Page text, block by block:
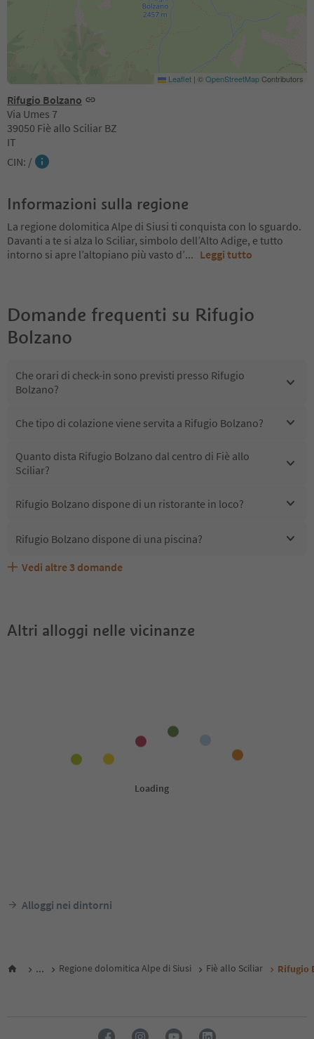
Rifugio Bolzano
Via Umes 7
39050 Fiè allo Sciliar BZ
IT
CIN: /
Leaflet | ©OpenStreetMapContributors
Informazioni sulla regione
La regione dolomitica Alpe di Siusi ti conquista con lo sguardo.
Davanti a te si alza lo Sciliar, simbolo dell’Alto Adige, e tutto
intorno si apre l’altopiano più vasto d’... Leggi tutto
Domande frequenti su Rifugio
Bolzano
Che orari di check-in sono previsti presso Rifugio
Bolzano?
Che tipo di colazione viene servita a Rifugio Bolzano?
Quanto dista Rifugio Bolzano dal centro di Fiè allo
Sciliar?
Rifugio Bolzano dispone di un ristorante in loco?
Rifugio Bolzano dispone di una piscina?
Rifugio Bolzano accetta animali domestici?
Quali servizi/attività sono disponibili presso Rifugio
Gli ospiti di Rifugio Bolzano ricevono l'Alto Adige Guest
Vedi altre 3 domande
Altri alloggi nelle vicinanze
Alloggi nei dintorni
... Regione dolomitica Alpe di Siusi Fiè allo Sciliar Rifugio